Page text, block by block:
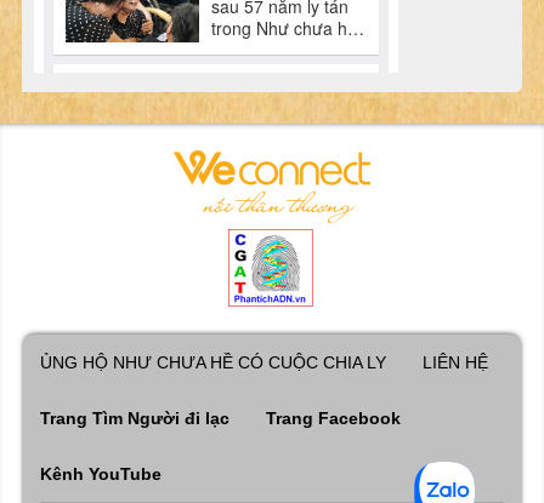
ỦNG HỘ NHƯ CHƯA HỀ CÓ CUỘC CHIA LY LIÊN HỆ
Trang Tìm Người đi lạc Trang Facebook
Kênh YouTube